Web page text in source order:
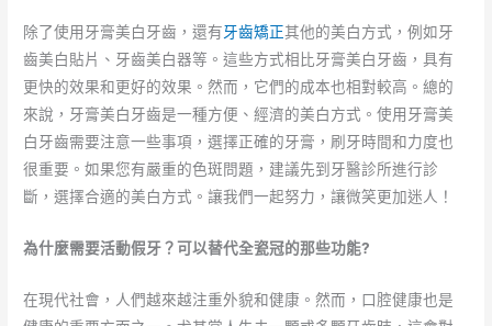
除了使用牙膏美白牙齒，還有牙齒矯正其他的美白方式，例如牙
齒美白貼片、牙齒美白器等。這些方式相比牙膏美白牙齒，具有
更快的效果和更好的效果。然而，它們的成本也相對較高。總的
來說，牙膏美白牙齒是一種方便、經濟的美白方式。使用牙膏美
白牙齒需要注意一些事項，選擇正確的牙膏，刷牙時間和力度也
很重要。如果您有嚴重的色斑問題，建議先到牙醫診所進行診
斷，選擇合適的美白方式。讓我們一起努力，讓微笑更加迷人！
為什麼需要活動假牙？可以替代全瓷冠的那些功能?
在現代社會，人們越來越注重外貌和健康。然而，口腔健康也是